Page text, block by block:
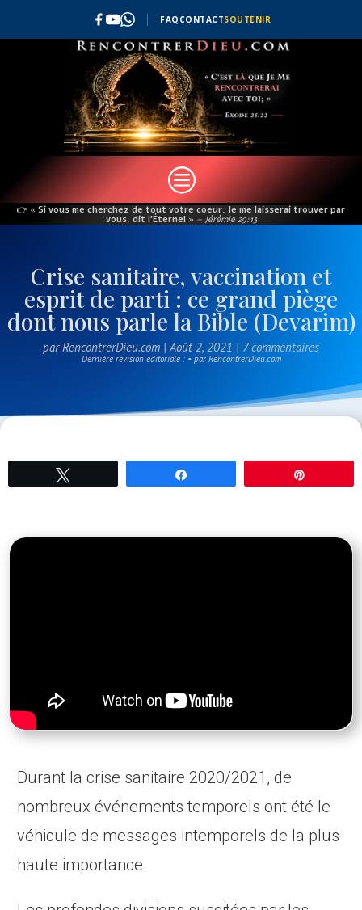
FAQ CONTACTSOUTENIR
c
👉 « Si vous me cherchez de tout votre coeur. Je me laisserai trouver par
vous, dit l’Éternel » – Jérémie 29:13
Crise sanitaire, vaccination et
esprit de parti : ce grand piège
dont nous parle la Bible (Devarim)
parRencontrerDieu.com |Août 2, 2021 | 7 commentaires
Dernière révision éditoriale : • par RencontrerDieu.com
Durant la crise sanitaire 2020/2021, de
nombreux événements temporels ont été le
véhicule de messages intemporels de la plus
haute importance.